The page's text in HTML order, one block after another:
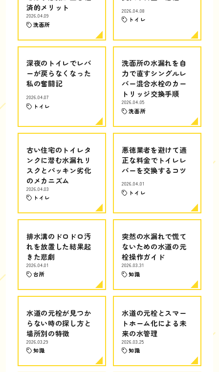
済的メリット
2026.04.09
洗面所
2026.04.08
トイレ
深夜のトイレでレバ
ーが戻らなくなった
私の奮闘記
2026.04.07
トイレ
洗面所の水漏れを自
力で直すシングルレ
バー混合水栓のカー
トリッジ交換手順
2026.04.05
洗面所
古い住宅のトイレタ
ンクに潜む水漏れリ
スクとパッキン劣化
のメカニズム
2026.04.03
トイレ
悪徳業者を避けて適
正な料金でトイレレ
バーを交換するコツ
2026.04.01
トイレ
排水溝のドロドロ汚
れを放置した結果起
きた悲劇
2026.04.01
台所
突然の水漏れで慌て
ないための水道の元
栓操作ガイド
2026.03.31
知識
水道の元栓が見つか
らない時の探し方と
場所別の特徴
2026.03.29
知識
水道の元栓とスマー
トホーム化による未
来の水管理
2026.03.25
知識